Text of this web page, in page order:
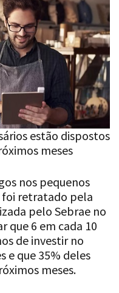
estão dispostos
meses
nos pequenos
foi retratado pela
pelo Sebrae no
que 6 em cada 10
de investir no
e que 35% deles
meses.